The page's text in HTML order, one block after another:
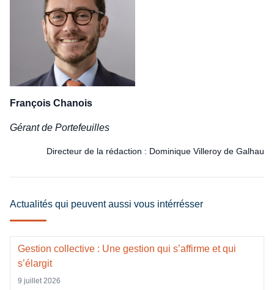
François Chanois
Gérant de Portefeuilles
Directeur de la rédaction : Dominique Villeroy de Galhau
Actualités qui peuvent aussi vous intérrésser
Gestion collective : Une gestion qui s’affirme et qui
s’élargit
9 juillet 2026